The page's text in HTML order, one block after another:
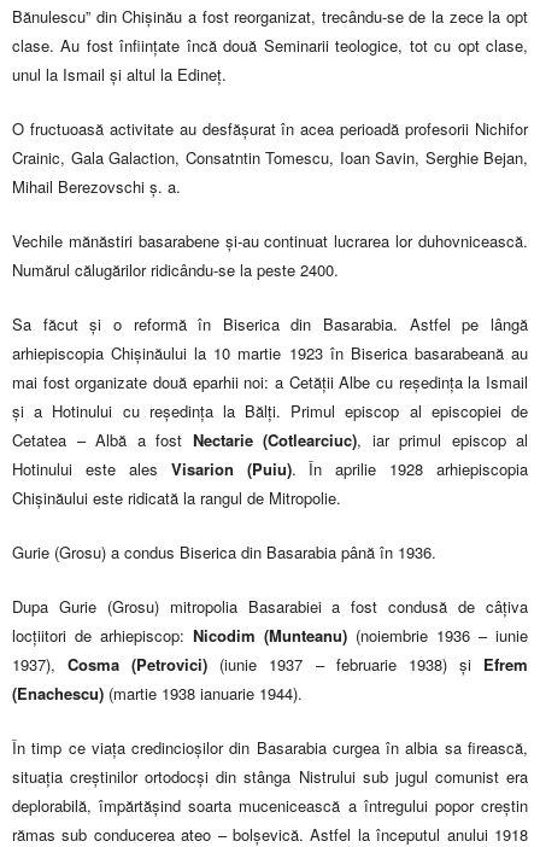
Bănulescu” din Chișinău a fost reorganizat, trecându-se de la zece la opt
clase. Au fost înființate încă două Seminarii teologice, tot cu opt clase,
unul la Ismail și altul la Edineț.
O fructuoasă activitate au desfășurat în acea perioadă profesorii Nichifor
Crainic, Gala Galaction, Consatntin Tomescu, Ioan Savin, Serghie Bejan,
Mihail Berezovschi ș. a.
Vechile mănăstiri basarabene și-au continuat lucrarea lor duhovnicească.
Numărul călugărilor ridicându-se la peste 2400.
Sa făcut și o reformă în Biserica din Basarabia. Astfel pe lângă
arhiepiscopia Chișinăului la 10 martie 1923 în Biserica basarabeană au
mai fost organizate două eparhii noi: a Cetății Albe cu reședința la Ismail
și a Hotinului cu reședința la Bălți. Primul episcop al episcopiei de
Cetatea – Albă a fost Nectarie (Cotlearciuc), iar primul episcop al
Hotinului este ales Visarion (Puiu). În aprilie 1928 arhiepiscopia
Chișinăului este ridicată la rangul de Mitropolie.
Gurie (Grosu) a condus Biserica din Basarabia până în 1936.
Dupa Gurie (Grosu) mitropolia Basarabiei a fost condusă de câțiva
locțiitori de arhiepiscop: Nicodim (Munteanu) (noiembrie 1936 – iunie
1937),Cosma (Petrovici) (iunie 1937 – februarie 1938) și Efrem
(Enachescu) (martie 1938 ianuarie 1944).
În timp ce viața credincioșilor din Basarabia curgea în albia sa firească,
situația creștinilor ortodocși din stânga Nistrului sub jugul comunist era
deplorabilă, împărtășind soarta mucenicească a întregului popor creștin
rămas sub conducerea ateo – bolșevică. Astfel la începutul anului 1918